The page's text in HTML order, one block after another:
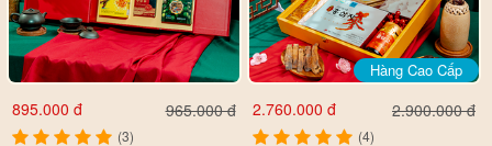
895.000 đ 965.000 đ
(3)
Hàng Cao Cấp
2.760.000 đ 2.900.000 đ
(4)